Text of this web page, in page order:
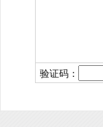
验证码：